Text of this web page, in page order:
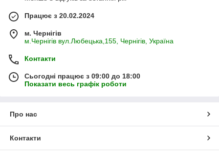
Працює з 20.02.2024
м. Чернігів
м.Чернігів вул.Любецька,155, Чернігів, Україна
Контакти
Сьогодні працює з 09:00 до 18:00
Показати весь графік роботи
Про нас
Контакти